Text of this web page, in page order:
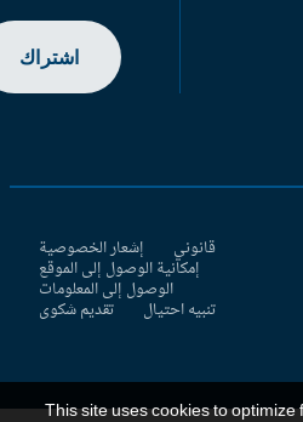
اشتراك
قانوني إشعار الخصوصية
إمكانية الوصول إلى الموقع
الوصول إلى المعلومات
تنبيه احتيال تقديم شكوى
This site uses cookies to